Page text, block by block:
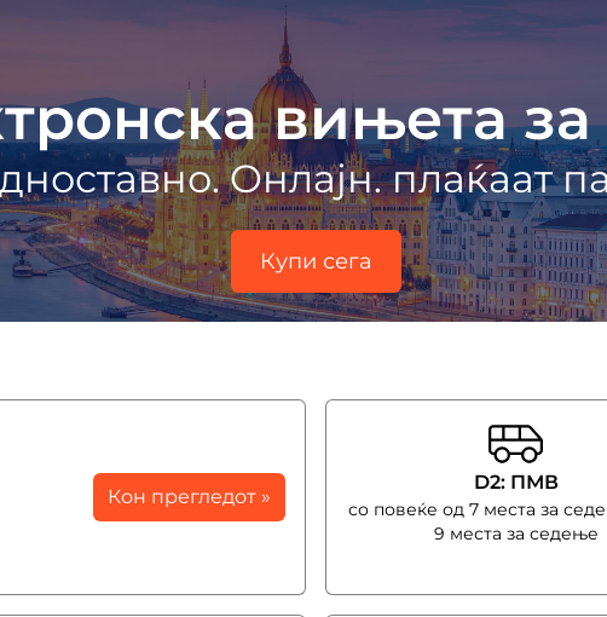
вињета за
Oнлајн. плаќаат
Купи сега
Кон прегледот »
D2: ПМВ
со повеќе од 7 места за
9 места за седење